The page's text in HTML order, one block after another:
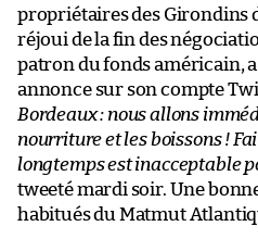
propriétaires des Girondins
réjoui de la fin des
patron du fonds américain,
annonce sur son compte
Bordeaux : nous allons
nourriture et les boissons !
longtemps est inacceptable
tweeté mardi soir. Une
habitués du Matmut